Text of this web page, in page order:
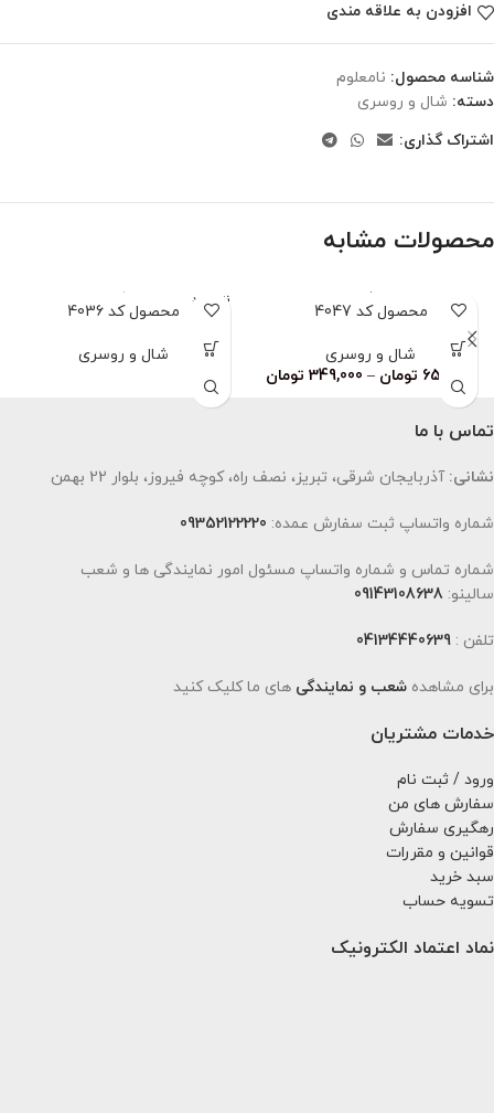
افزودن به علاقه مندی
شناسه محصول: نامعلوم
دسته: شال و روسری
اشتراک گذاری:
محصولات مشابه
محصول کد 4047
شال و روسری
659,000 تومان –
349,000 تومان
ناموجود
محصول کد 4036
شال و روسری
تماس با ما
نشانی: آذربایجان شرقی، تبریز، نصف راه، کوچه فیروز، بلوار 22 بهمن
شماره واتساپ ثبت سفارش عمده: 09352122220
شماره تماس و شماره واتساپ مسئول امور نمایندگی ها و شعب
سالینو: 09143108638
تلفن : 04134440639
برای مشاهده شعب و نمایندگی های ما کلیک کنید
خدمات مشتریان
ورود / ثبت نام
سفارش های من
رهگیری سفارش
قوانین و مقررات
سبد خرید
تسویه حساب
نماد اعتماد الکترونیک